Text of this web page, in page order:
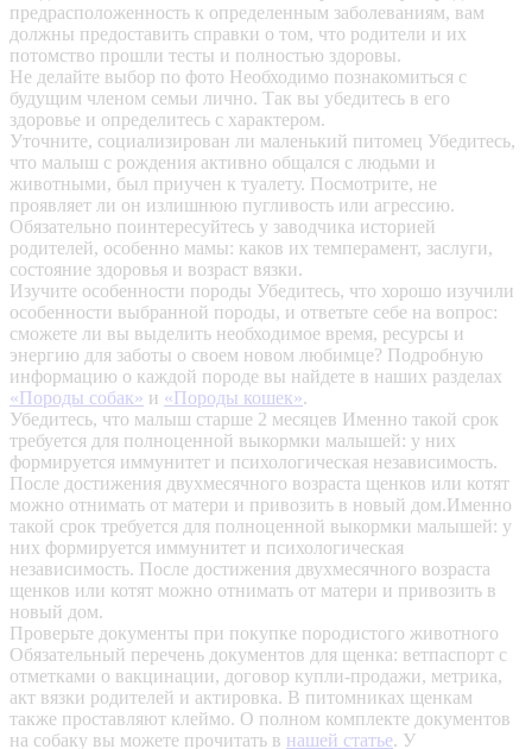
предрасположенность к определенным заболеваниям, вам
должны предоставить справки о том, что родители и их
потомство прошли тесты и полностью здоровы.
Не делайте выбор по фото Необходимо познакомиться с
будущим членом семьи лично. Так вы убедитесь в его
здоровье и определитесь с характером.
Уточните, социализирован ли маленький питомец Убедитесь,
что малыш с рождения активно общался с людьми и
животными, был приучен к туалету. Посмотрите, не
проявляет ли он излишнюю пугливость или агрессию.
Обязательно поинтересуйтесь у заводчика историей
родителей, особенно мамы: каков их темперамент, заслуги,
состояние здоровья и возраст вязки.
Изучите особенности породы Убедитесь, что хорошо изучили
особенности выбранной породы, и ответьте себе на вопрос:
сможете ли вы выделить необходимое время, ресурсы и
энергию для заботы о своем новом любимце? Подробную
информацию о каждой породе вы найдете в наших разделах
«Породы собак» и «Породы кошек».
Убедитесь, что малыш старше 2 месяцев Именно такой срок
требуется для полноценной выкормки малышей: у них
формируется иммунитет и психологическая независимость.
После достижения двухмесячного возраста щенков или котят
можно отнимать от матери и привозить в новый дом.Именно
такой срок требуется для полноценной выкормки малышей: у
них формируется иммунитет и психологическая
независимость. После достижения двухмесячного возраста
щенков или котят можно отнимать от матери и привозить в
новый дом.
Проверьте документы при покупке породистого животного
Обязательный перечень документов для щенка: ветпаспорт с
отметками о вакцинации, договор купли-продажи, метрика,
акт вязки родителей и актировка. В питомниках щенкам
также проставляют клеймо. О полном комплекте документов
на собаку вы можете прочитать в нашей статье. У